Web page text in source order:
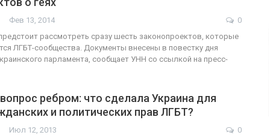
Фев 13, 2014
0
рассмотреть сразу шесть законопроектов, которые
ЛГБТ-сообщества. Документы внесены в повестку дня
парламента, сообщает УНН со ссылкой на пресс-
ребром: что сделала Украина для
и политических прав ЛГБТ?
Июл 12, 2013
0
ФОТО
ГЕЙ-АЛЬЯНС УКРАИНА Июл 27, 2017 0